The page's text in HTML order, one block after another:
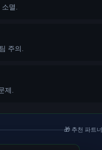
멸.
주의.
제.
🎁 추천 파트너